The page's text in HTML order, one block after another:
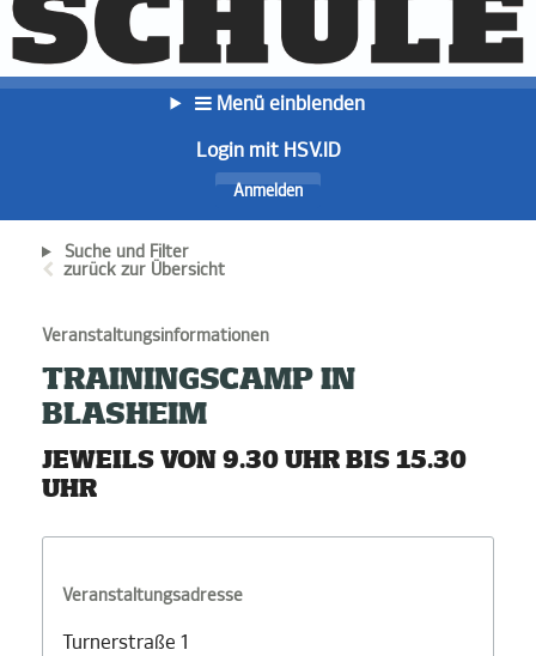
Menü einblenden
Login mit HSV.ID
Anmelden
Suche und Filter
zurück zur Übersicht
Veranstaltungsinformationen
TRAININGSCAMP IN
BLASHEIM
JEWEILS VON 9.30 UHR BIS 15.30
UHR
Veranstaltungsadresse
Turnerstraße 1